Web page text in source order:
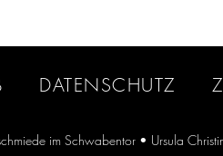
DATENSCHUTZ
im Schwabentor • Ursula